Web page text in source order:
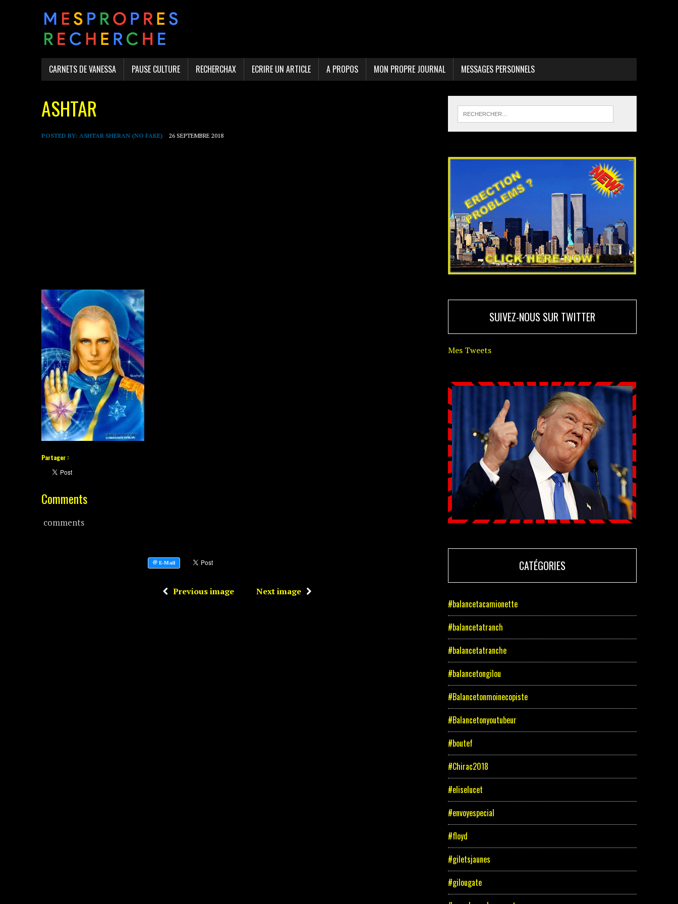
CARNETS DE VANESSA PAUSE CULTURE RECHERCHAX ECRIRE UN ARTICLE A PROPOS MON PROPRE JOURNAL MESSAGES PERSONNELS
ASHTAR
POSTED BY: ASHTAR SHERAN (NO FAKE) 26 SEPTEMBRE 2018
Partager :
Comments
comments
Previous image Next image
SUIVEZ-NOUS SUR TWITTER
Mes Tweets
CATÉGORIES
#balancetacamionette
#balancetatranch
#balancetatranche
#balancetongilou
#Balancetonmoinecopiste
#Balancetonyoutubeur
#boutef
#Chirac2018
#eliselucet
#envoyespecial
#floyd
#giletsjaunes
#gilougate